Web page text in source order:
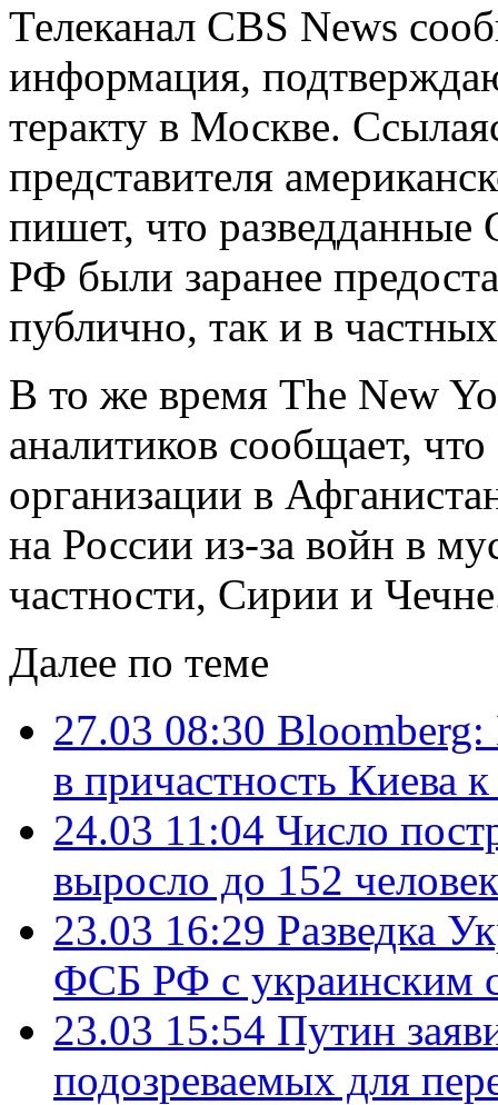
Телеканал CBS News
информация,
теракту в Москве.
представителя
пишет, что
РФ были заранее
публично, так и в
В то же время The New
аналитиков сообщает,
организации в
на России из-за войн в
частности, Сирии и
Далее по теме
27.03 08:30 Bloomberg:
в причастность Киева
24.03 11:04 Число
выросло до 152 человек
23.03 16:29 Разведка
ФСБ РФ с украинским
23.03 15:54 Путин
подозреваемых для